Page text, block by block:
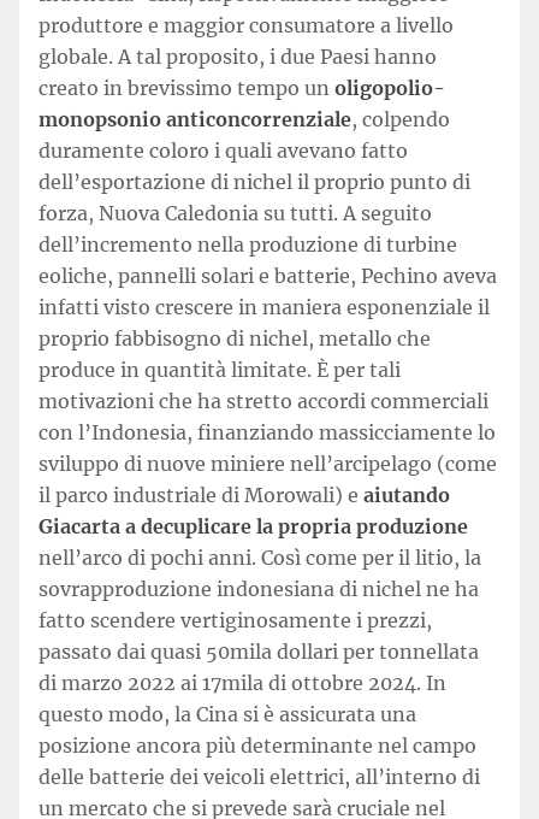
produttore e maggior consumatore a livello
globale. A tal proposito, i due Paesi hanno
creato in brevissimo tempo un oligopolio-
monopsonio anticoncorrenziale, colpendo
duramente coloro i quali avevano fatto
dell’esportazione di nichel il proprio punto di
forza, Nuova Caledonia su tutti. A seguito
dell’incremento nella produzione di turbine
eoliche, pannelli solari e batterie, Pechino aveva
infatti visto crescere in maniera esponenziale il
proprio fabbisogno di nichel, metallo che
produce in quantità limitate. È per tali
motivazioni che ha stretto accordi commerciali
con l’Indonesia, finanziando massicciamente lo
sviluppo di nuove miniere nell’arcipelago (come
il parco industriale di Morowali) e aiutando
Giacarta a decuplicare la propria produzione
nell’arco di pochi anni. Così come per il litio, la
sovrapproduzione indonesiana di nichel ne ha
fatto scendere vertiginosamente i prezzi,
passato dai quasi 50mila dollari per tonnellata
di marzo 2022 ai 17mila di ottobre 2024. In
questo modo, la Cina si è assicurata una
posizione ancora più determinante nel campo
delle batterie dei veicoli elettrici, all’interno di
un mercato che si prevede sarà cruciale nel